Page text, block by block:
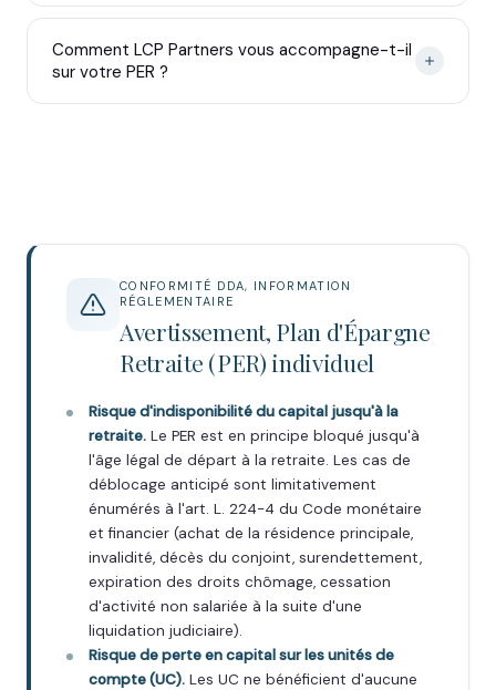
Comment LCP Partners vous accompagne-t-il
sur votre PER ?
CONFORMITÉ DDA, INFORMATION
RÉGLEMENTAIRE
Avertissement, Plan d'Épargne
Retraite (PER) individuel
Risque d'indisponibilité du capital jusqu'à la
retraite. Le PER est en principe bloqué jusqu'à
l'âge légal de départ à la retraite. Les cas de
déblocage anticipé sont limitativement
énumérés à l'art. L. 224-4 du Code monétaire
et financier (achat de la résidence principale,
invalidité, décès du conjoint, surendettement,
expiration des droits chômage, cessation
d'activité non salariée à la suite d'une
liquidation judiciaire).
Risque de perte en capital sur les unités de
compte (UC). Les UC ne bénéficient d'aucune